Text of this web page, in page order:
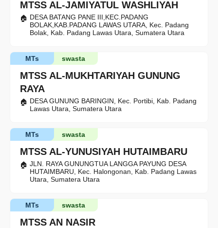
MTSS AL-JAMIYATUL WASHLIYAH
DESA BATANG PANE III,KEC.PADANG
BOLAK,KAB.PADANG LAWAS UTARA, Kec. Padang
Bolak, Kab. Padang Lawas Utara, Sumatera Utara
MTSS AL-MUKHTARIYAH GUNUNG
RAYA
swasta
MTs
DESA GUNUNG BARINGIN, Kec. Portibi, Kab. Padang
Lawas Utara, Sumatera Utara
MTSS AL-YUNUSIYAH HUTAIMBARU
swasta
MTs
JLN. RAYA GUNUNGTUA LANGGA PAYUNG DESA
HUTAIMBARU, Kec. Halongonan, Kab. Padang Lawas
Utara, Sumatera Utara
MTSS AN NASIR
swasta
MTs